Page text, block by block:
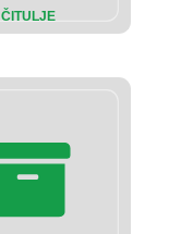
ČITULJE